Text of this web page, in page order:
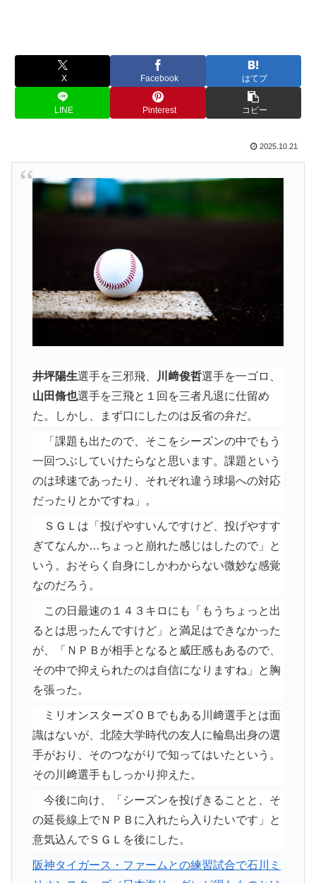
X Facebook はてブ
LINE Pinterest コピー
2025.10.21
井坪陽生選手を三邪飛、 川﨑俊哲選手を一ゴロ、
山田脩也選手を三飛と１回を三者凡退に仕留め
た。しかし、まず口にしたのは反省の弁だ。
「課題も出たので、そこをシーズンの中でもう
一回つぶしていけたらなと思います。課題という
のは球速であったり、それぞれ違う球場への対応
だったりとかですね」。
ＳＧＬは「投げやすいんですけど、投げやすす
ぎてなんか…ちょっと崩れた感じはしたので」と
いう。おそらく自身にしかわからない微妙な感覚
なのだろう。
この日最速の１４３キロにも「もうちょっと出
るとは思ったんですけど」と満足はできなかった
が、「ＮＰＢが相手となると威圧感もあるので、
その中で抑えられたのは自信になりますね」と胸
を張った。
ミリオンスターズＯＢでもある川﨑選手とは面
識はないが、北陸大学時代の友人に輪島出身の選
手がおり、そのつながりで知ってはいたという。
その川﨑選手もしっかり抑えた。
今後に向け、「シーズンを投げきることと、そ
の延長線上でＮＰＢに入れたら入りたいです」と
意気込んでＳＧＬを後にした。
阪神タイガース・ファームとの練習試合で石川ミ